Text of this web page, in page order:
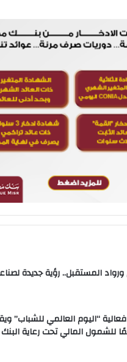
ورواد المستقبل.. رؤية جديدة
“اليوم العالمي للشباب”
للشمول المالي تحت رعاية